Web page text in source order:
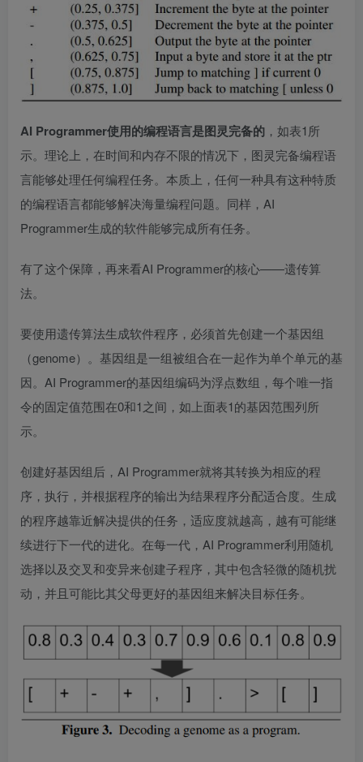
AI Programmer使用的编程语言是图灵完备的 ，如表1所
示。理论上，在时间和内存不限的情况下，图灵完备编程语
言能够处理任何编程任务。本质上，任何一种具有这种特质
的编程语言都能够解决海量编程问题。同样，AI
Programmer生成的软件能够完成所有任务。
有了这个保障，再来看AI Programmer的核心——遗传算
法。
要使用遗传算法生成软件程序，必须首先创建一个基因组
（genome）。基因组是一组被组合在一起作为单个单元的基
因。AI Programmer的基因组编码为浮点数组，每个唯一指
令的固定值范围在0和1之间，如上面表1的基因范围列所
示。
创建好基因组后，AI Programmer就将其转换为相应的程
序，执行，并根据程序的输出为结果程序分配适合度。生成
的程序越靠近解决提供的任务，适应度就越高，越有可能继
续进行下一代的进化。在每一代，AI Programmer利用随机
选择以及交叉和变异来创建子程序，其中包含轻微的随机扰
动，并且可能比其父母更好的基因组来解决目标任务。